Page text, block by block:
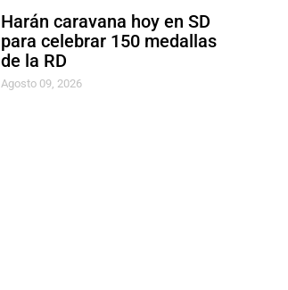
Harán caravana hoy en SD
para celebrar 150 medallas
de la RD
Agosto 09, 2026